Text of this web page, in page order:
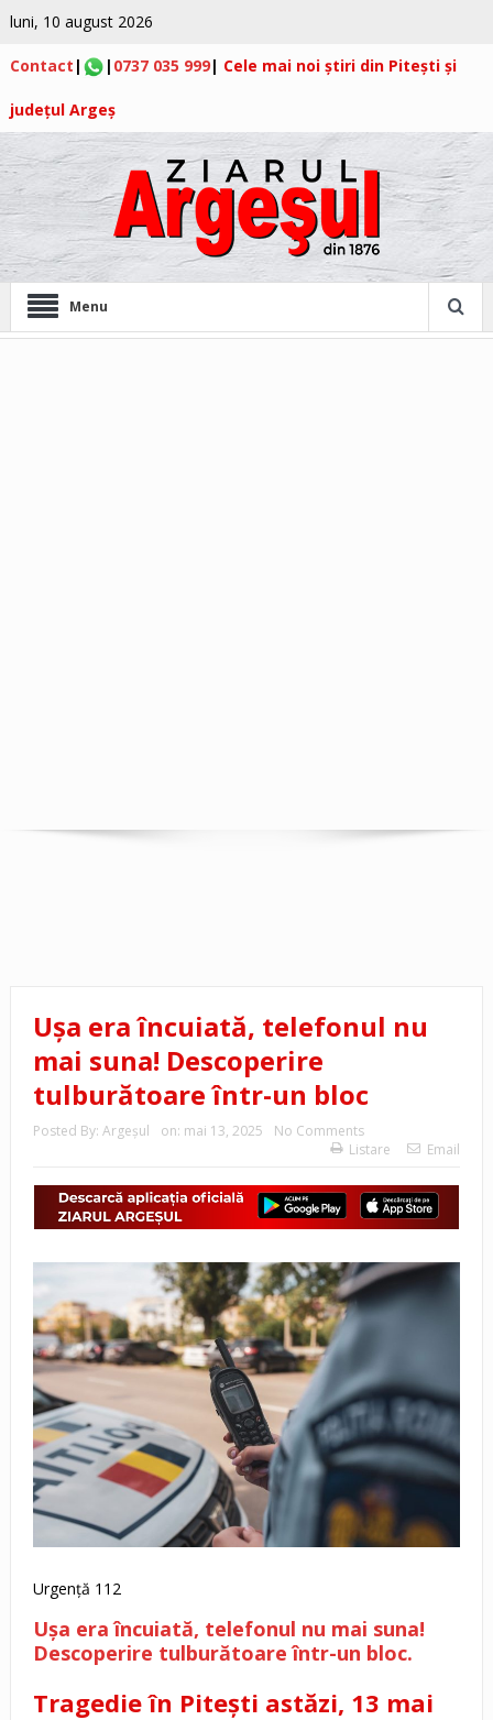
luni, 10 august 2026
Contact | | 0737 035 999| Cele mai noi știri din Pitești și
județul Argeș
Menu
Ușa era încuiată, telefonul nu
mai suna! Descoperire
tulburătoare într-un bloc
Posted By: Argeşul on: mai 13, 2025
No Comments
Listare
Email
Urgență 112
Ușa era încuiată, telefonul nu mai suna!
Descoperire tulburătoare într-un bloc.
Tragedie în Pitești astăzi, 13 mai